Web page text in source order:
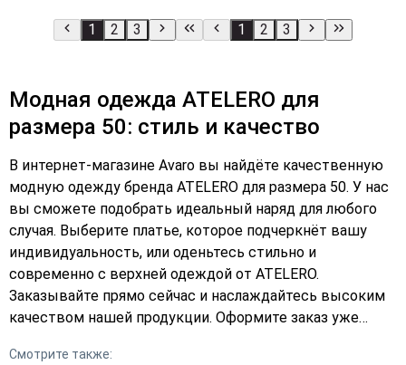
1 2 3 1 2 3
Модная одежда ATELERO для
размера 50: стиль и качество
В интернет-магазине Avaro вы найдёте качественную
модную одежду бренда ATELERO для размера 50. У нас
вы сможете подобрать идеальный наряд для любого
случая. Выберите платье, которое подчеркнёт вашу
индивидуальность, или оденьтесь стильно и
современно с верхней одеждой от ATELERO.
Заказывайте прямо сейчас и наслаждайтесь высоким
качеством нашей продукции. Оформите заказ уже
особенное. Подберите платье или верхнюю одежду,
Смотрите также: